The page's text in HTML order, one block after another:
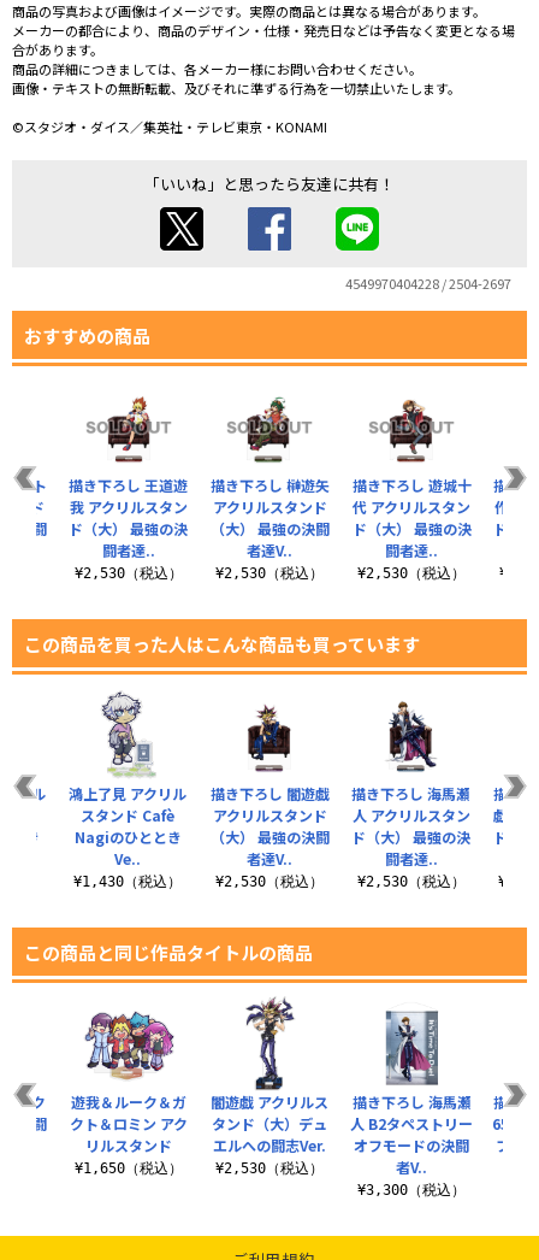
商品の写真および画像はイメージです。実際の商品とは異なる場合があります。
メーカーの都合により、商品のデザイン・仕様・発売日などは予告なく変更となる場
合があります。
商品の詳細につきましては、各メーカー様にお問い合わせください。
画像・テキストの無断転載、及びそれに準ずる行為を一切禁止いたします。
©スタジオ・ダイス／集英社・テレビ東京・KONAMI
「いいね」と思ったら友達に共有！
4549970404228 / 2504-2697
おすすめの商品
描き下ろし 榊遊矢
アクリルスタンド
（大） 最強の決闘
者達V..
¥2,530（税込）
描き下ろし 遊城十
代 アクリルスタン
ド（大） 最強の決
闘者達..
¥2,530（税込）
描き
作 ア
ド（
ート
ンド
決闘
描き下ろし 王道遊
我 アクリルスタン
ド（大） 最強の決
闘者達..
¥2,530（税込）
この商品を買った人はこんな商品も買っています
描き下ろし 闇遊戯
アクリルスタンド
（大） 最強の決闘
者達V..
¥2,530（税込）
描き下ろし 海馬瀬
人 アクリルスタン
ド（大） 最強の決
闘者達..
¥2,530（税込）
描き
戯 ア
ド（
リル
とき
鴻上了見 アクリル
スタンド Cafè
Nagiのひととき
Ve..
¥1,430（税込）
この商品と同じ作品タイトルの商品
闇遊戯 アクリルス
タンド（大）デュ
エルへの闘志Ver.
¥2,530（税込）
描き下ろし 海馬瀬
人 B2タペストリー
オフモードの決闘
者V..
¥3,300（税込）
描き
65mm
フモ
アク
決闘
遊我＆ルーク＆ガ
クト＆ロミン アク
リルスタンド
¥1,650（税込）